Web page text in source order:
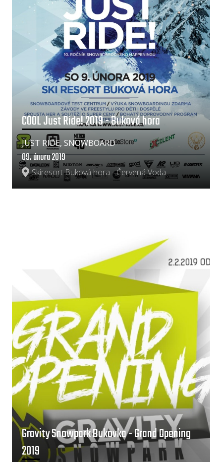
COOL Just Ride! 2019 - Buková hora
Skiresort Buková hora - Červená Voda
09. února 2019
JUST RIDE, SNOWBOARD
Gravity Snowpark Bukovka - Grand Opening
2019